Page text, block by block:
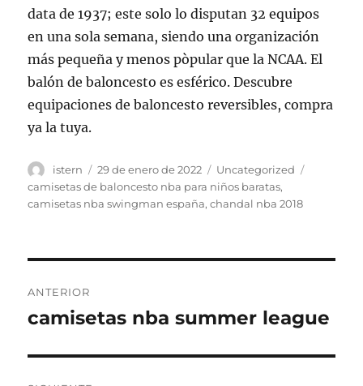
data de 1937; este solo lo disputan 32 equipos
en una sola semana, siendo una organización
más pequeña y menos pòpular que la NCAA. El
balón de baloncesto es esférico. Descubre
equipaciones de baloncesto reversibles, compra
ya la tuya.
Autor
istern
Publicado
el
29 de enero de 2022 Categorías
Uncategorized
camisetas de baloncesto nba para niños baratas,
camisetas nba swingman españa,chandal nba 2018
de
ANTERIOR
Entrada
camisetas nba summer league